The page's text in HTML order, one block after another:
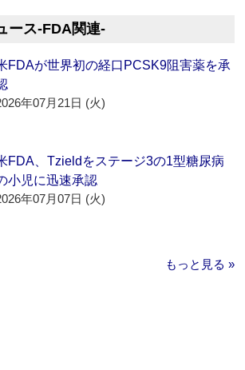
ース‐FDA関連‐
FDAが世界初の経口PCSK9阻害薬を承
年07月21日 (火)
FDA、Tzieldをステージ3の1型糖尿病
小児に迅速承認
年07月07日 (火)
もっと見る »